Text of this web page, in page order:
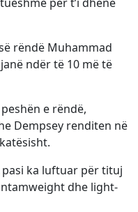
rëndë Muhammad
ndër të 10 më të
e rëndë,
Dempsey renditen në
ka luftuar për tituj
dhe light-